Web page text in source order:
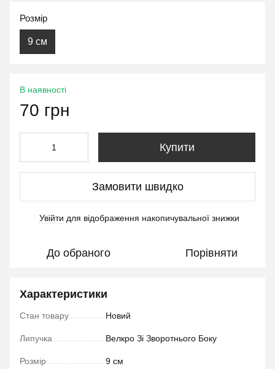
Розмір
9 см
В наявності
70 грн
Купити
Замовити швидко
Увійти для відображення накопичувальної знижки
До обраного Порівняти
Характеристики
Стан товару Новий
Липучка Велкро Зі Зворотнього Боку
Розмір 9 см